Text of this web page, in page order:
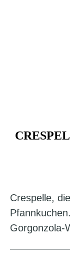
Crespelle,
Gorgonzola-